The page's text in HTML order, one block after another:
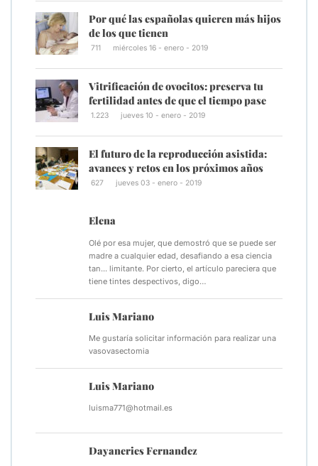
Por qué las españolas quieren más hijos
de los que tienen
711 miércoles 16 - enero - 2019
Vitrificación de ovocitos: preserva tu
fertilidad antes de que el tiempo pase
1.223 jueves 10 - enero - 2019
El futuro de la reproducción asistida:
avances y retos en los próximos años
627 jueves 03 - enero - 2019
Elena
Olé por esa mujer, que demostró que se puede ser
madre a cualquier edad, desafiando a esa ciencia
tan... limitante. Por cierto, el artículo pareciera que
tiene tintes despectivos, digo…
Luis Mariano
Me gustaría solicitar información para realizar una
vasovasectomia
Luis Mariano
luisma771@hotmail.es
Dayaneries Fernandez